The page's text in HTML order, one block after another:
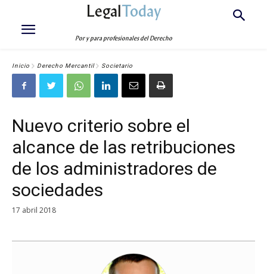
LegalToday
Por y para profesionales del Derecho
Inicio Derecho Mercantil Societario
Nuevo criterio sobre el
alcance de las retribuciones
de los administradores de
sociedades
17 abril 2018